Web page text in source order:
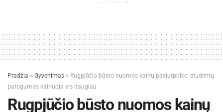
Pradžia » Gyvenimas » Rugpjūčio būsto nuomos kainų pasiutpolkė: studentų
patogumas kainuoja vis daugiau
Rugpjūčio būsto nuomos kainų